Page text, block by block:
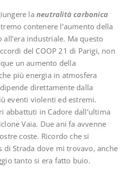
la neutralità carbonica
contenere l’aumento della
industriale. Ma questo
del COOP 21 di Parigi, non
un aumento della
più energia in atmosfera
direttamente dalla
eventi violenti ed estremi.
abbattuti in Cadore dall’ultima
Vaia. Due ani fa avvenne
coste. Ricordo che si
di Strada dove mi trovavo, anche
tanto si era fatto buio.